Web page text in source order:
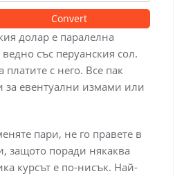
Convert
долар е паралелна
със перуанския сол.
с него. Все пак
за евентуални измами или
пари, не го правете в
защото поради някаква
курсът е по-нисък. Най-